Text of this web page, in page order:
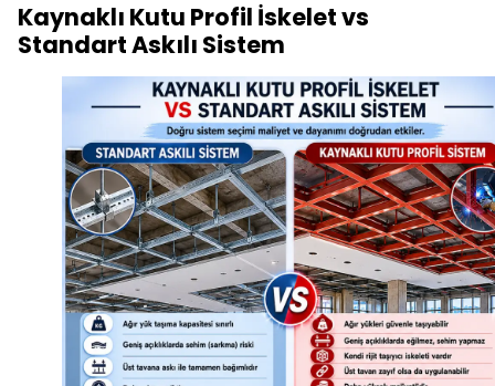
Kaynaklı Kutu Profil İskelet vs
Standart Askılı Sistem